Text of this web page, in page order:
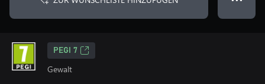
PEGI 7
Gewalt